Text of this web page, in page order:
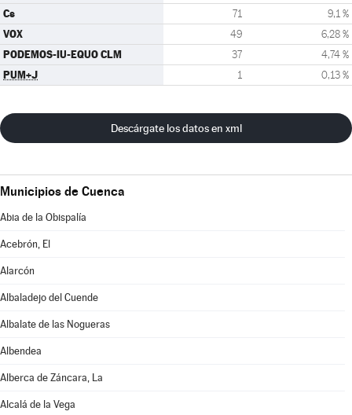
Cs 71 9,1 %
VOX 49 6,28 %
PODEMOS-IU-EQUO CLM 37 4,74 %
PUM+J 1 0,13 %
Descárgate los datos en xml
Municipios de Cuenca
Abia de la Obispalía
Acebrón, El
Alarcón
Albaladejo del Cuende
Albalate de las Nogueras
Albendea
Alberca de Záncara, La
Alcalá de la Vega